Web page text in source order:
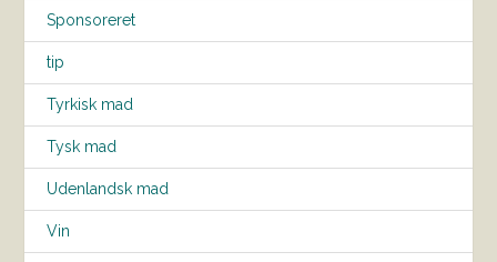
Sponsoreret
tip
Tyrkisk mad
Tysk mad
Udenlandsk mad
Vin